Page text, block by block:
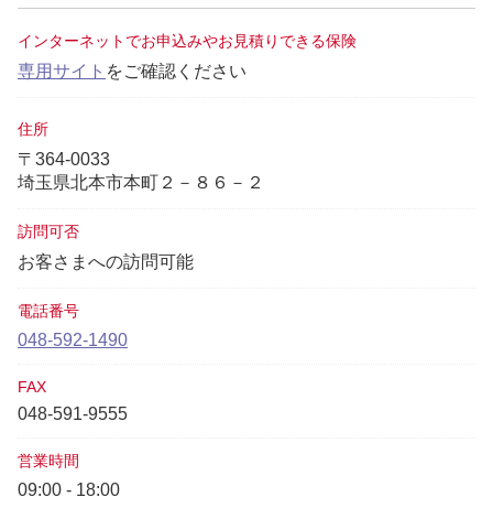
インターネットでお申込みやお見積りできる保険
専用サイト をご確認ください
住所
〒364-0033
埼玉県北本市本町２－８６－２
訪問可否
お客さまへの訪問可能
電話番号
048-592-1490
FAX
048-591-9555
営業時間
09:00 - 18:00